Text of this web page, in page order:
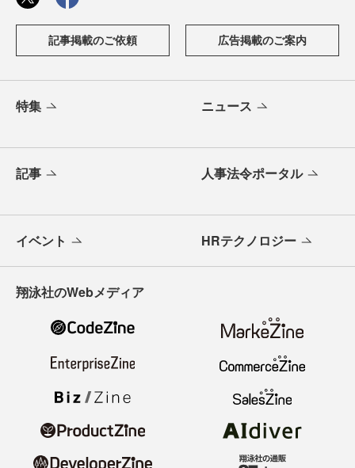
記事掲載のご依頼 広告掲載のご案内
特集 ニュース
記事 人事法令ポータル
イベント HRテクノロジー
翔泳社のWebメディア